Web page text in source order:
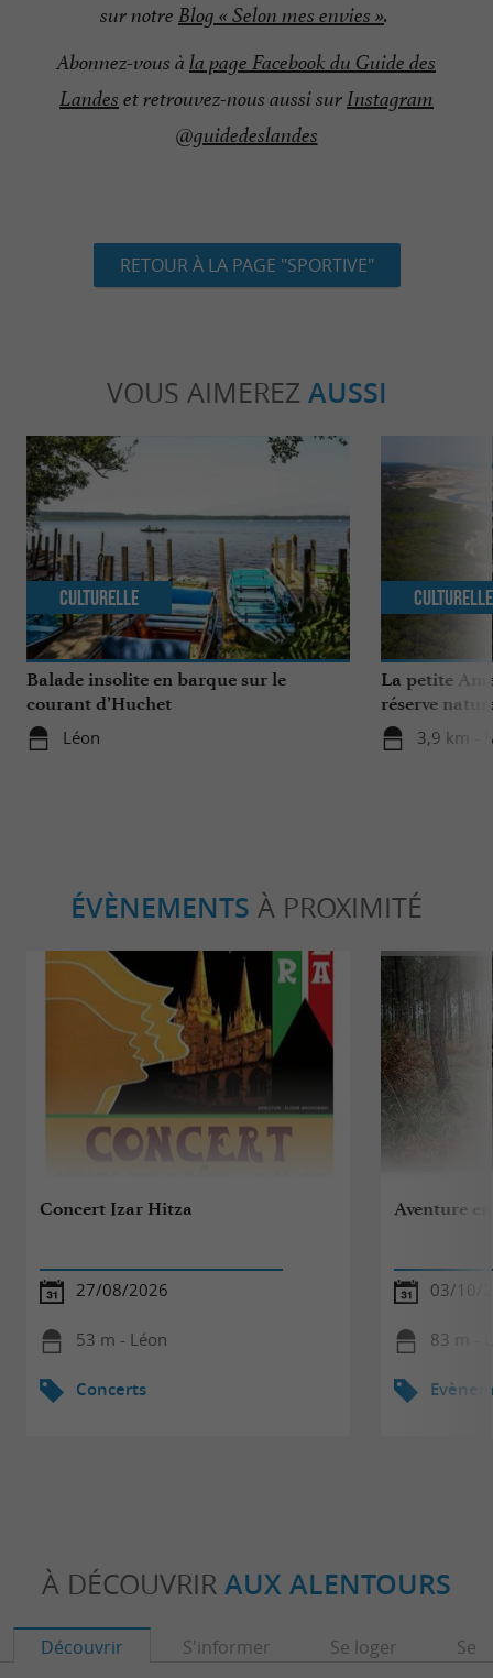
sur notre Blog « Selon mes envies ».
Abonnez-vous à la page Facebook du Guide des
Landes et retrouvez-nous aussi surInstagram
@guidedeslandes
RETOUR À LA PAGE "SPORTIVE"
VOUS AIMEREZ AUSSI
Balade insolite en barque sur le
courant d’Huchet
Léon
Culturelle
La petite
réserve
3,9 km -
Culturelle
ÉVÈNEMENTS À PROXIMITÉ
Concert Izar Hitza
27/08/2026
53 m - Léon
Concerts
Aventure
03/10/
83 m -
À DÉCOUVRIR AUX ALENTOURS
Découvrir S'informer Se loger Se